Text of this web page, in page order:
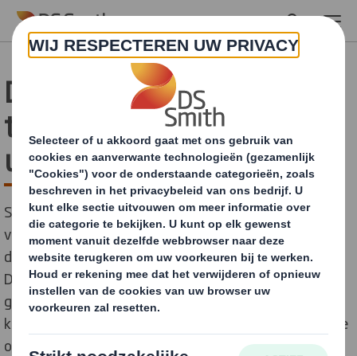
Skip to main content
DS Smith en Stoffels
tomaten halen 83% lucht
uit verpakking
Stoffels Tomaten en verpakkingsproducent DS Smith
verduurzaamden onlangs het verpakkingsontwerp en
de logistiek rondom de aanlevering van tomatentrays.
De nieuw gestandaardiseerde verpakking is
geoptimaliseerd qua vezelgebruik en heeft minder
karton nodig. Door de installatie van een automatische
opzetmachine kunnen de trays plat aangeleverd